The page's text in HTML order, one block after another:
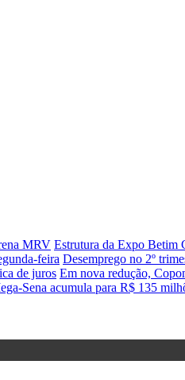
MRV Estrutura da Expo Betim
feira Desemprego no 2º
de juros Em nova redução,
Sena acumula para R$ 135